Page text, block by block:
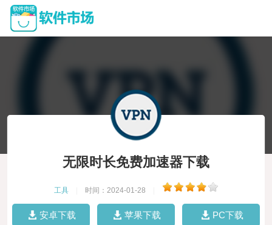
无限时长免费加速器下载
工具 时间：2024-01-28
安卓下载 苹果下载 PC下载